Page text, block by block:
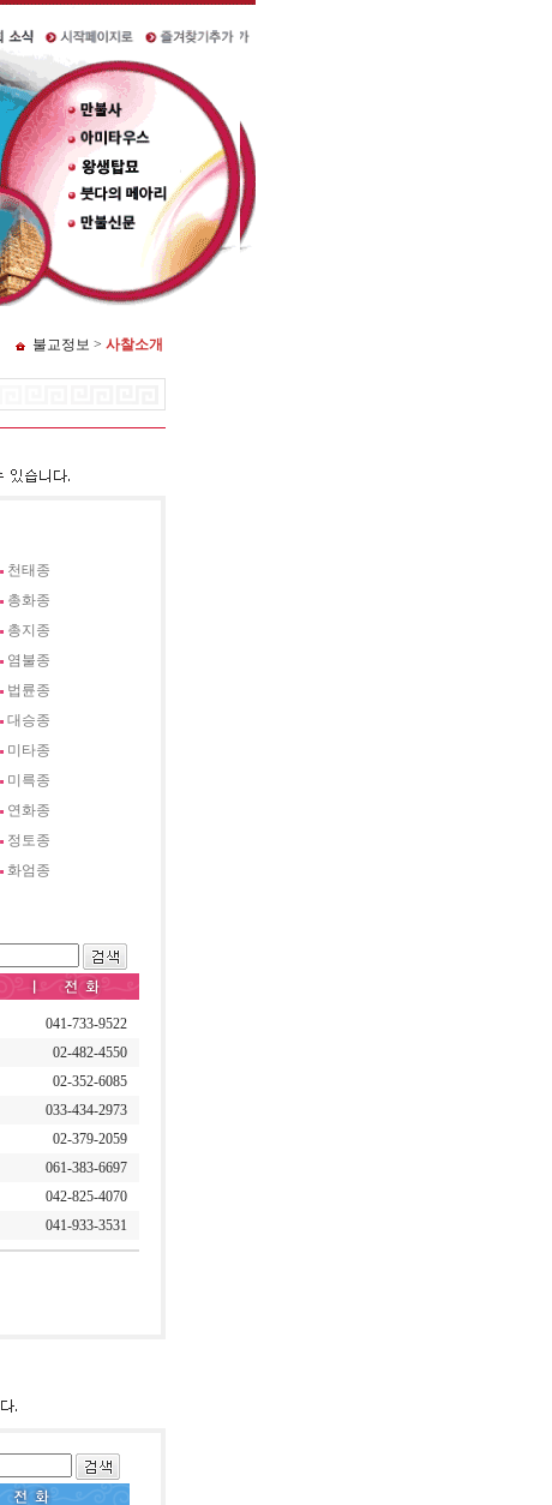
불교정보 > 사찰소개
천태종
총화종
총지종
염불종
법륜종
대승종
미타종
미륵종
연화종
정토종
화엄종
041-733-9522
02-482-4550
02-352-6085
033-434-2973
02-379-2059
061-383-6697
042-825-4070
041-933-3531